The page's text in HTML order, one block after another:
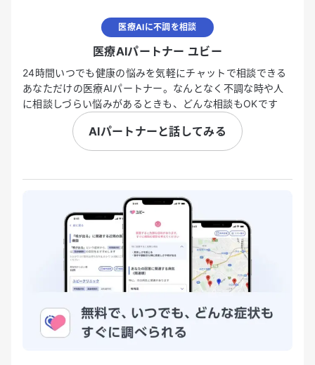
医療AIに不調を相談
医療AIパートナー ユビー
24時間いつでも健康の悩みを気軽にチャットで相談できる
あなただけの医療AIパートナー。なんとなく不調な時や人
に相談しづらい悩みがあるときも、どんな相談もOKです
AIパートナーと話してみる